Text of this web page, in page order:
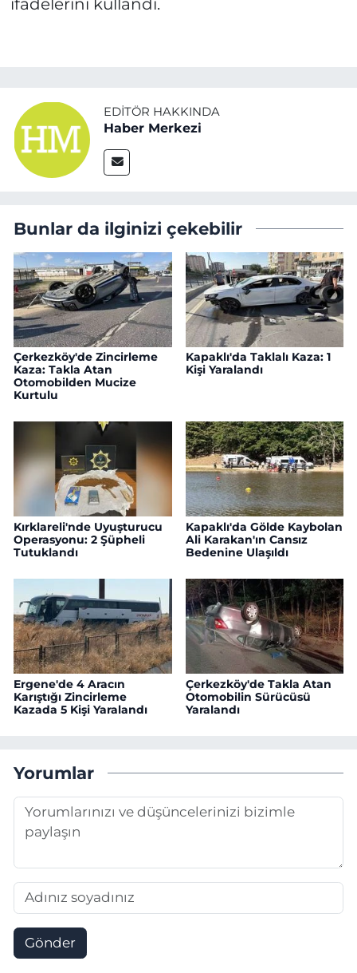
ifadelerini kullandı.
EDITÖR HAKKINDA
Haber Merkezi
Bunlar da ilginizi çekebilir
Çerkezköy'de Zincirleme
Kaza: Takla Atan
Otomobilden Mucize
Kurtulu
Kapaklı'da Taklalı Kaza: 1
Kişi Yaralandı
Kırklareli'nde Uyuşturucu
Operasyonu: 2 Şüpheli
Tutuklandı
Kapaklı'da Gölde Kaybolan
Ali Karakan'ın Cansız
Bedenine Ulaşıldı
Ergene'de 4 Aracın
Karıştığı Zincirleme
Kazada 5 Kişi Yaralandı
Çerkezköy'de Takla Atan
Otomobilin Sürücüsü
Yaralandı
Yorumlar
Gönder